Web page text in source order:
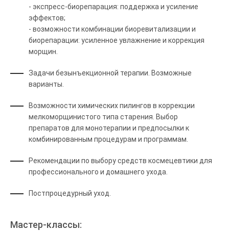
- экспресс-биорепарация: поддержка и усиление
эффектов;
- возможности комбинации биоревитализации и
биорепарации: усиленное увлажнение и коррекция
морщин.
Задачи безынъекционной терапии. Возможные
варианты.
Возможности химических пилингов в коррекции
мелкоморщинистого типа старения. Выбор
препаратов для монотерапии и предпосылки к
комбинированным процедурам и программам.
Рекомендации по выбору средств космецевтики для
профессионального и домашнего ухода.
Постпроцедурный уход.
Мастер-классы: